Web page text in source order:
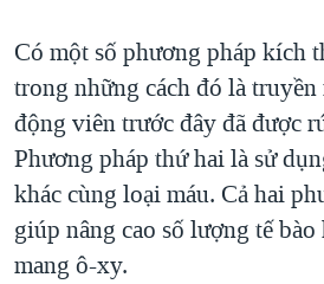
Có một số phương pháp kích
trong những cách đó là
động viên trước đây đã được
Phương pháp thứ hai là sử
khác cùng loại máu. Cả hai
giúp nâng cao số lượng tế
mang ô-xy.